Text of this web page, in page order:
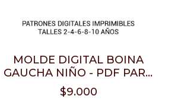
MOLDE DIGITAL BOINA
GAUCHA NIÑO - PDF PARA
IMPRIMIR
$9.000